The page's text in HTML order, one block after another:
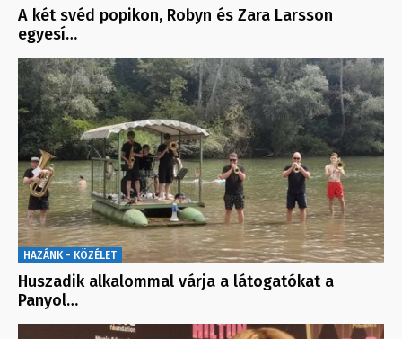
A két svéd popikon, Robyn és Zara Larsson
egyesí…
HAZÁNK - KÖZÉLET
Huszadik alkalommal várja a látogatókat a
Panyol…